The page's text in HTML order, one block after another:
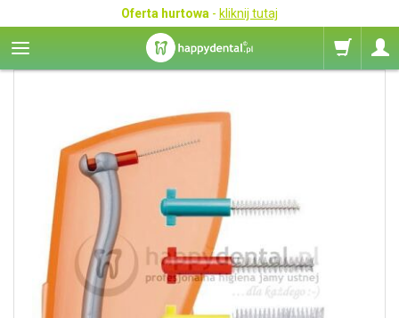
Oferta hurtowa - kliknij tutaj